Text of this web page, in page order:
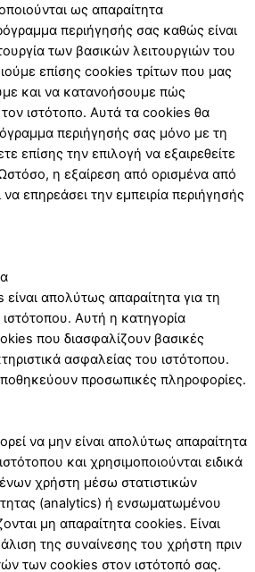
ως απαραίτητα
περιήγησής σας καθώς είναι
των βασικών λειτουργιών του
επίσης cookies τρίτων που μας
και να κατανοήσουμε πώς
τον ιστότοπο. Αυτά τα cookies θα
περιήγησής σας μόνο με τη
επίσης την επιλογή να εξαιρεθείτε
η εξαίρεση από ορισμένα από
επηρεάσει την εμπειρία περιήγησής
απολύτως απαραίτητα για τη
Αυτή η κατηγορία
που διασφαλίζουν βασικές
ασφαλείας του ιστότοπου.
προσωπικές πληροφορίες.
να μην είναι απολύτως απαραίτητα
και χρησιμοποιούνται ειδικά
χρήστη μέσω στατιστικών
(analytics) ή ενσωματωμένου
μη απαραίτητα cookies. Είναι
της συναίνεσης του χρήστη πριν
των cookies στον ιστότοπό σας.